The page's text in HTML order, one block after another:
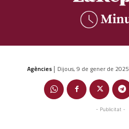
Agències | Dijous, 9 de gener de 2025
- Publicitat -